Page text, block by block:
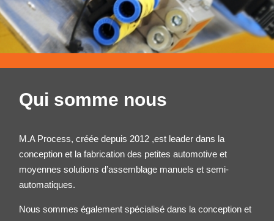
Qui somme nous
M.A Process, créée depuis 2012 ,est leader dans la
conception et la fabrication des petitesautomotive et
moyennes solutions d’assemblage manuels et semi-
automatiques.
Nous sommes également spécialisé dans la conception et